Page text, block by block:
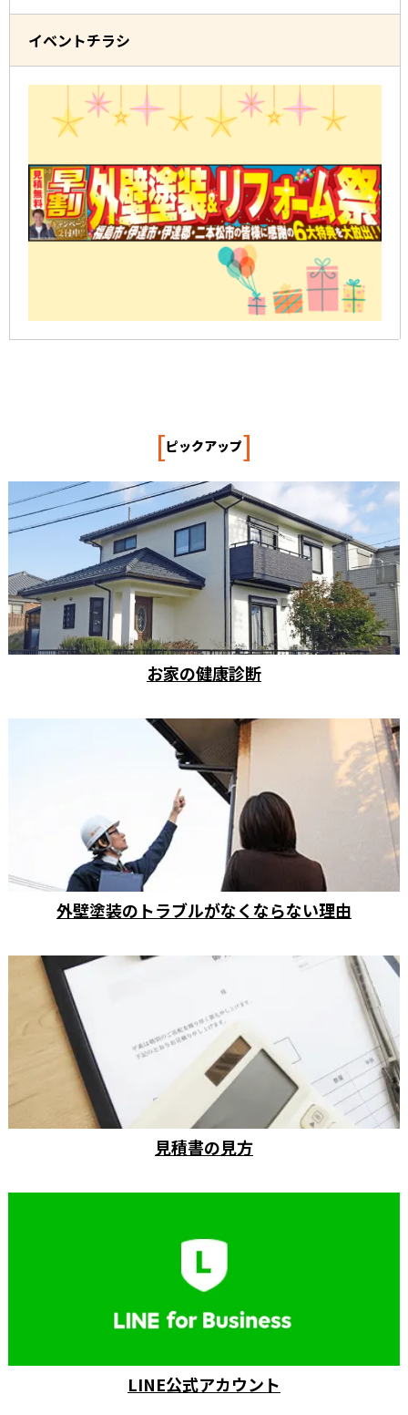
イベントチラシ
[ピックアップ]
お家の健康診断
外壁塗装のトラブルがなくならない理由
見積書の見方
LINE公式アカウント